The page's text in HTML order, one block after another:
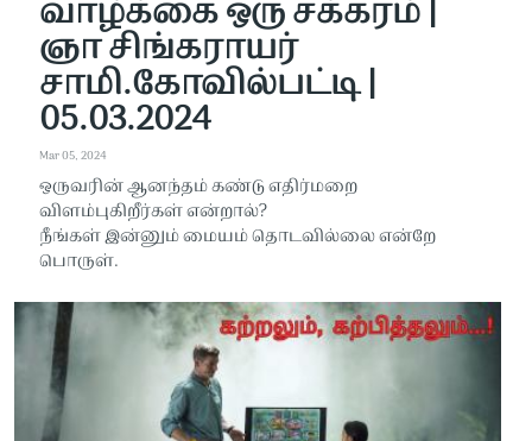
வாழ்க்கை ஒரு சக்கரம் |
ஞா சிங்கராயர்
சாமி.கோவில்பட்டி |
05.03.2024
Mar 05, 2024
ஒருவரின் ஆனந்தம் கண்டு எதிர்மறை
விளம்புகிறீர்கள் என்றால்?
நீங்கள் இன்னும் மையம் தொடவில்லை என்றே
பொருள்.